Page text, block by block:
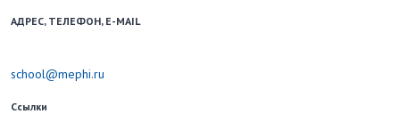
АДРЕС, ТЕЛЕФОН, E-MAIL
school@mephi.ru
Ссылки